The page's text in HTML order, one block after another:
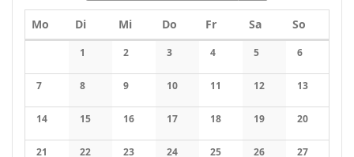
Mo Montag
DiDienstag
MiMittwoch
Do Donnerstag
FrFreitagSaSamstag
So
1
Keine Veranstaltungen
2
Keine Veranstaltungen
3
Keine Veranstaltungen
4
Keine Veranstaltungen
5
Keine
6
Keine
7
Keine Veranstaltungen
8
Keine Veranstaltungen
9
Keine Veranstaltungen
10
Keine Veranstaltungen
11
Keine Veranstaltungen
12
Keine
13
Keine
14
Keine Veranstaltungen
15
Keine Veranstaltungen
16
Keine Veranstaltungen
17
Keine Veranstaltungen
18
Keine Veranstaltungen
19
Keine
20
Keine
21 22 23 24 25 26 27